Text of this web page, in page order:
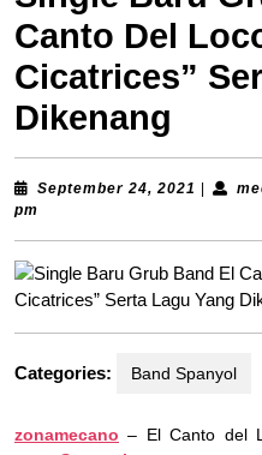
Canto Del
Cicatrices”
Dikenang
September 24, 2021
pm
Categories: Band Spanyol
zonamecano – El Canto del